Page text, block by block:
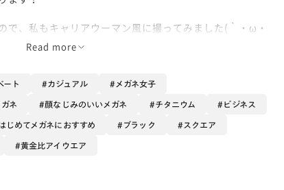
で、私もキャリアウーマン風に撮ってみました(｀・ω・
りますコンビネーションチタニウム👑
、デザイン性、快適性を追求した黄金比アイウェアと呼
Read more
ート カジュアル メガネ女子
ネ 顔なじみのいいメガネ チタニウム ビジネス
じめてメガネにおすすめ ブラック スクエア
黄金比アイウエア